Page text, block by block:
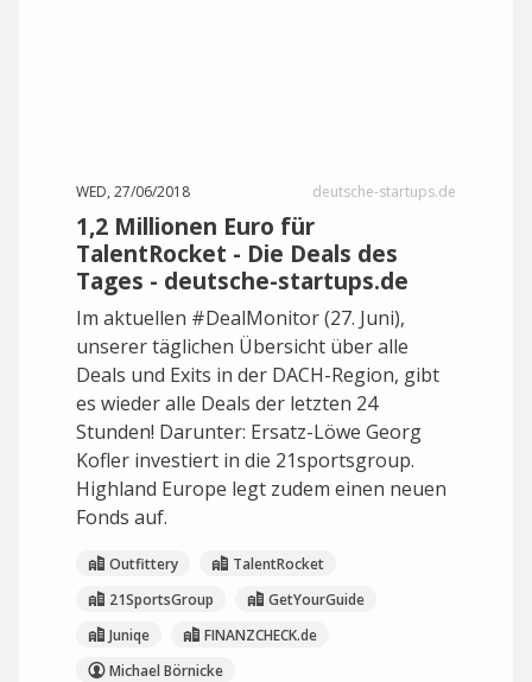
WED, 27/06/2018 deutsche-startups.de
1,2 Millionen Euro für
TalentRocket - Die Deals des
Tages - deutsche-startups.de
Im aktuellen #DealMonitor (27. Juni),
unserer täglichen Übersicht über alle
Deals und Exits in der DACH-Region, gibt
es wieder alle Deals der letzten 24
Stunden! Darunter: Ersatz-Löwe Georg
Kofler investiert in die 21sportsgroup.
Highland Europe legt zudem einen neuen
Fonds auf.
Outfittery
TalentRocket
21SportsGroup
GetYourGuide
Juniqe
FINANZCHECK.de
Michael Börnicke